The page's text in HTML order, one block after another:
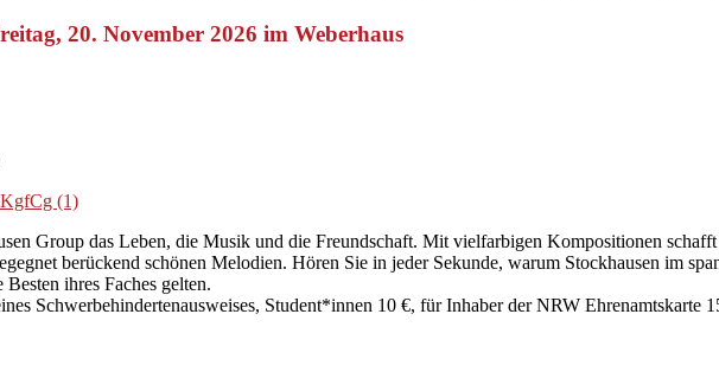
20. November 2026 im Weberhaus
Group das Leben, die Musik und die Freundschaft. Mit vielfarbigen Kompositionen
berückend schönen Melodien. Hören Sie in jeder Sekunde, warum Stockhausen im
ihres Faches gelten.
Schwerbehindertenausweises, Student*innen 10 €, für Inhaber der NRW Ehrenamtskarte